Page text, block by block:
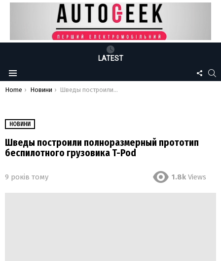
LATEST
Menu
US
You are here:
Home Новини Шведы построили полноразмерный прототип беспилотного грузовика T-Pod
НОВИНИ
Шведы построили полноразмерный прототип
беспилотного грузовика T-Pod
9 років тому 1.8k Views